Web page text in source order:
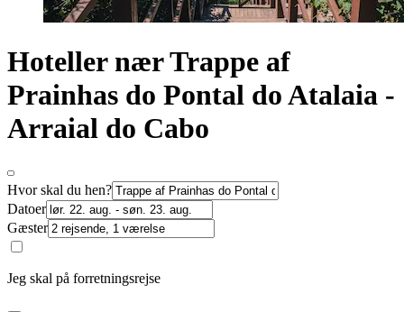
Hoteller nær Trappe af
Prainhas do Pontal do Atalaia -
Arraial do Cabo
Hvor skal du hen?
Datoer
Gæster
Jeg skal på forretningsrejse